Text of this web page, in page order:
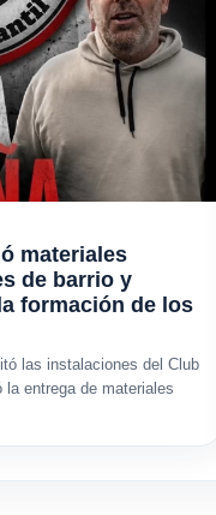
materiales
de barrio y
formación de los
las instalaciones del Club
entrega de materiales